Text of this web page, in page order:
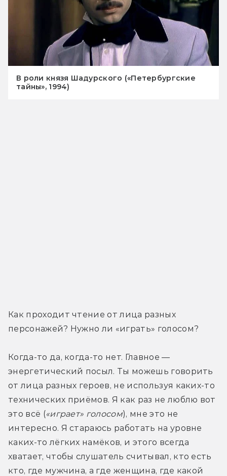
В роли князя Шадурского («Петербургские
тайны», 1994)
Как проходит чтение от лица разных
персонажей? Нужно ли «играть» голосом?
Когда-то да, когда-то нет. Главное —
энергетический посыл. Ты можешь говорить
от лица разных героев, не используя каких-то
технических приёмов. Я как раз не люблю вот
это всё («играет» голосом), мне это не
интересно. Я стараюсь работать на уровне
каких-то лёгких намёков, и этого всегда
хватает, чтобы слушатель считывал, кто есть
кто, где мужчина, а где женщина, где какой